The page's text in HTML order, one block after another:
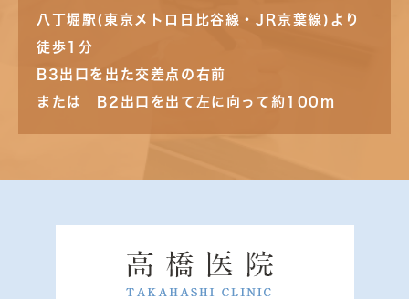
八丁堀駅(東京メトロ日比谷線・JR京葉線)より
徒歩1分
B3出口を出た交差点の右前
または B2出口を出て左に向って約100m